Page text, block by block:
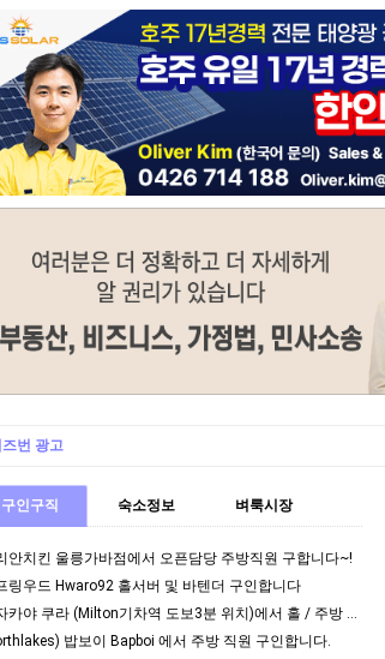
즈번 광고
구인구직 숙소정보 벼룩시장
안치킨 울릉가바점에서 오픈담당 주방직원 구합니다~!
링우드 Hwaro92 홀서버 및 바텐더 구인합니다
- 이자카야 쿠라 (Milton기차역 도보3분 위치)에서 홀 / 주방 직원 구합니다
밥보이 Bapboi 에서 주방 직원 구인합니다.